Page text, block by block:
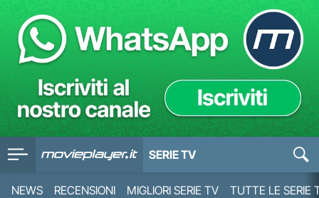
SERIE TV
NEWS RECENSIONI MIGLIORI SERIE TV TUTTE LE SERIE